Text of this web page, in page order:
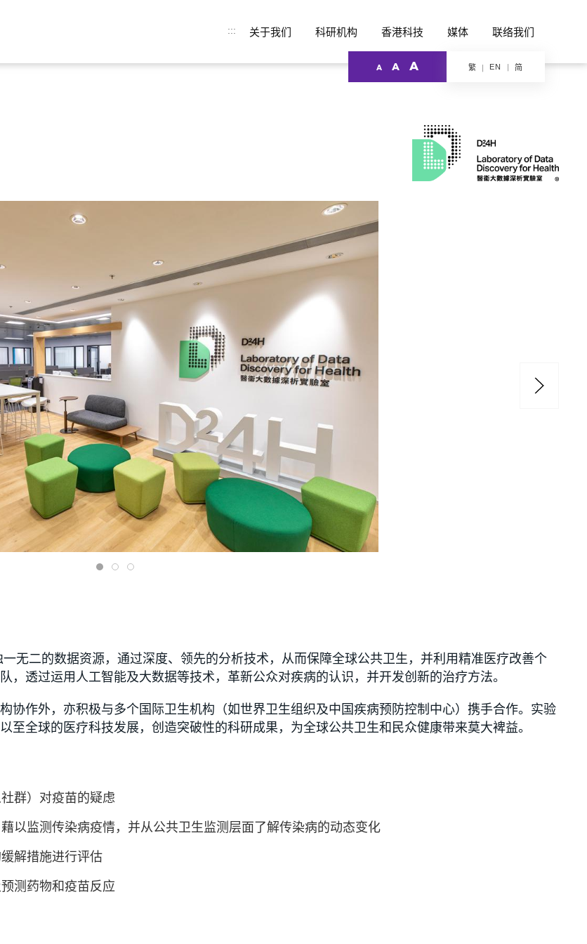
::: 关于我们 科研机构 香港科技 媒体 联络我们
A A A 繁 EN 简
0 1 2
无二的数据资源，通过深度、领先的分析技术，从而保障全球公共卫生，并利用精准医疗改善个
透过运用人工智能及大数据等技术，革新公众对疾病的认识，并开发创新的治疗方法。
协作外，亦积极与多个国际卫生机构（如世界卫生组织及中国疾病预防控制中心）携手合作。实验
全球的医疗科技发展，创造突破性的科研成果，为全球公共卫生和民众健康带来莫大裨益。
群）对疫苗的疑虑
以监测传染病疫情，并从公共卫生监测层面了解传染病的动态变化
解措施进行评估
测药物和疫苗反应